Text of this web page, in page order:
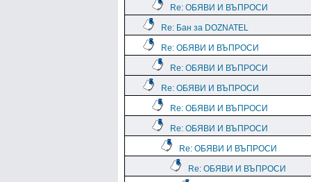
Re: ОБЯВИ И ВЪПРОСИ
Re: Бан за DOZNATEL
Re: ОБЯВИ И ВЪПРОСИ
Re: ОБЯВИ И ВЪПРОСИ
Re: ОБЯВИ И ВЪПРОСИ
Re: ОБЯВИ И ВЪПРОСИ
Re: ОБЯВИ И ВЪПРОСИ
Re: ОБЯВИ И ВЪПРОСИ
Re: ОБЯВИ И ВЪПРОСИ